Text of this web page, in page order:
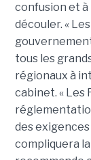
confusion et
découler. «
tous les
régionaux à
cabinet. « Les
des
compliquera